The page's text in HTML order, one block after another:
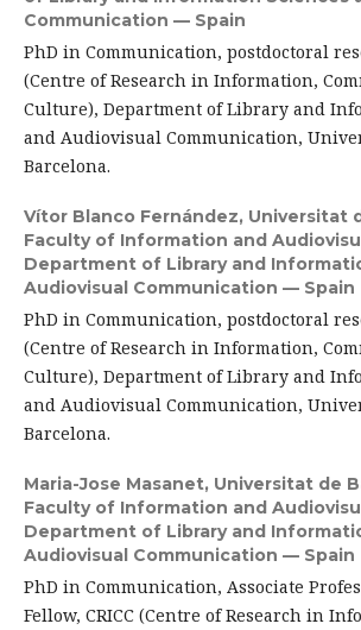
Communication — Spain
PhD in Communication, postdoctoral
(Centre of Research in Information,
Culture), Department of Library and
and Audiovisual Communication,
Barcelona.
Vítor Blanco Fernández, Universitat
Faculty of Information and
Department of Library and
Audiovisual Communication — Spain
PhD in Communication, postdoctoral
(Centre of Research in Information,
Culture), Department of Library and
and Audiovisual Communication,
Barcelona.
Maria-Jose Masanet, Universitat de
Faculty of Information and
Department of Library and
Audiovisual Communication — Spain
PhD in Communication, Associate
Fellow, CRICC (Centre of Research in